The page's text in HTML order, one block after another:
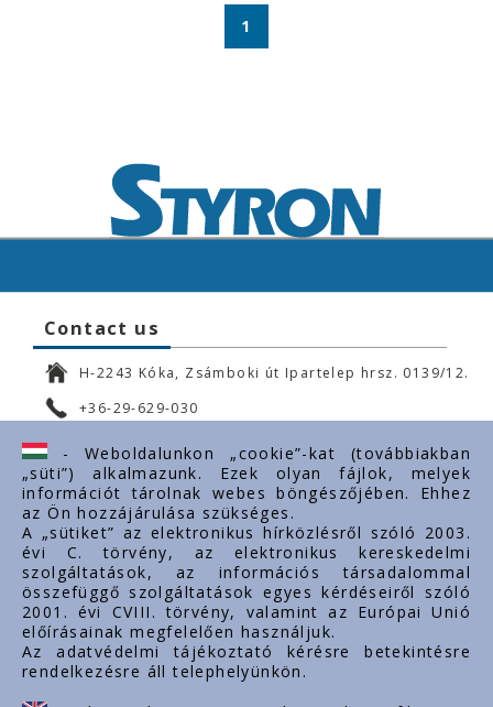
1
Contact us
H-2243 Kóka, Zsámboki út Ipartelep hrsz. 0139/12.
+36-29-629-030
ertekesites@styron.hu
export@styron.hu
www.styron.hu
Important links
About us
Documents
Contacts
- Weboldalunkon „cookie”-kat (továbbiakban
„süti”) alkalmazunk. Ezek olyan fájlok, melyek
információt tárolnak webes böngészőjében. Ehhez
az Ön hozzájárulása szükséges.
A „sütiket” az elektronikus hírközlésről szóló 2003.
évi C. törvény, az elektronikus kereskedelmi
szolgáltatások, az információs társadalommal
összefüggő szolgáltatások egyes kérdéseiről szóló
2001. évi CVIII. törvény, valamint az Európai Unió
előírásainak megfelelően használjuk.
Az adatvédelmi tájékoztató kérésre betekintésre
rendelkezésre áll telephelyünkön.